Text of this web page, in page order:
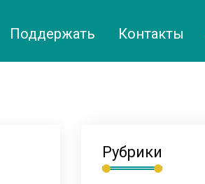
Поддержать Контакты
Рубрики